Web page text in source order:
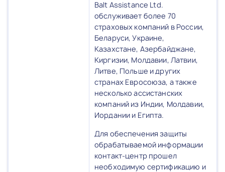
Balt Assistance Ltd.
обслуживает более 70
страховых компаний в России,
Беларуси, Украине,
Казахстане, Азербайджане,
Киргизии, Молдавии, Латвии,
Литве, Польше и других
странах Евросоюза, а также
несколько ассистанских
компаний из Индии, Молдавии,
Иордании и Египта.
Для обеспечения защиты
обрабатываемой информации
контакт-центр прошел
необходимую сертификацию и